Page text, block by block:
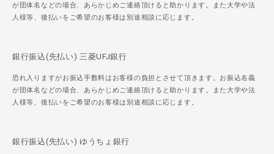
が団体名などの場合、あらかじめご連絡頂けると助かります。また大学や法
人様等、後払いをご希望のお客様は別途相談に応じます。
銀行振込(先払い) 三菱UFJ銀行
恐れ入りますがお振込手数料はお客様の負担とさせて頂きます。お振込名義
が団体名などの場合、あらかじめご連絡頂けると助かります。また大学や法
人様等、後払いをご希望のお客様は別途相談に応じます。
銀行振込(先払い) ゆうちょ銀行